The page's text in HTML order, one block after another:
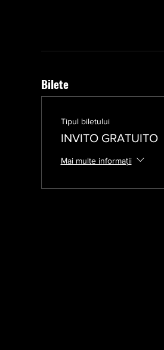
Bilete
Tipul biletului
INVITO GRATUITO
Mai multe informații